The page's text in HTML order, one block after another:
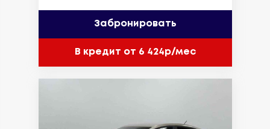
Забронировать
В кредит от 6 424р/мес